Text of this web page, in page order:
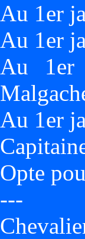
Au 1er
Au 1er
Au 1er
Au 1er
Opte
---